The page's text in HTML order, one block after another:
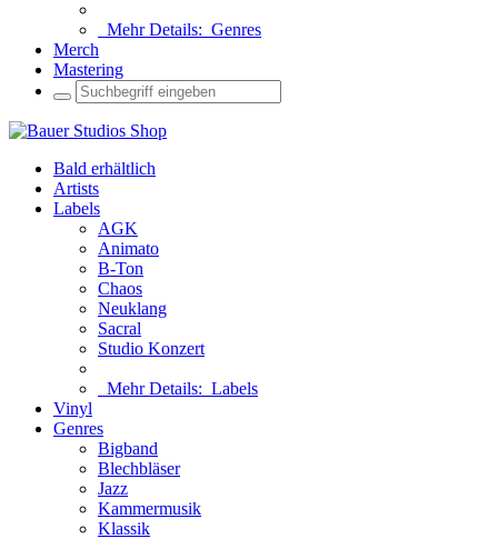
Mehr Details: Genres
Merch
Mastering
Bald erhältlich
Artists
Labels
AGK
Animato
B-Ton
Chaos
Neuklang
Sacral
Studio Konzert
Mehr Details: Labels
Vinyl
Genres
Bigband
Blechbläser
Jazz
Kammermusik
Klassik